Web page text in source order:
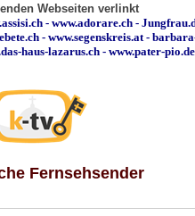
Webseiten verlinkt
- www.adorare.ch -
- www.segenskreis.at -
haus-lazarus.ch - www.pater-pio.de
Fernsehsender